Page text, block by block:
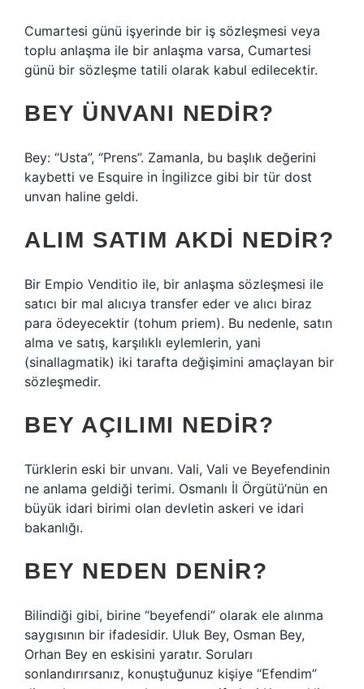
Cumartesi günü işyerinde bir iş sözleşmesi veya
toplu anlaşma ile bir anlaşma varsa, Cumartesi
günü bir sözleşme tatili olarak kabul edilecektir.
BEY ÜNVANI NEDIR?
Bey: “Usta”, “Prens”. Zamanla, bu başlık değerini
kaybetti ve Esquire in İngilizce gibi bir tür dost
unvan haline geldi.
ALIM SATIM AKDI NEDIR?
Bir Empio Venditio ile, bir anlaşma sözleşmesi ile
satıcı bir mal alıcıya transfer eder ve alıcı biraz
para ödeyecektir (tohum priem). Bu nedenle, satın
alma ve satış, karşılıklı eylemlerin, yani
(sinallagmatik) iki tarafta değişimini amaçlayan bir
sözleşmedir.
BEY AÇILIMI NEDIR?
Türklerin eski bir unvanı. Vali, Vali ve Beyefendinin
ne anlama geldiği terimi. Osmanlı İl Örgütü’nün en
büyük idari birimi olan devletin askeri ve idari
bakanlığı.
BEY NEDEN DENIR?
Bilindiği gibi, birine “beyefendi” olarak ele alınma
saygısının bir ifadesidir. Uluk Bey, Osman Bey,
Orhan Bey en eskisini yaratır. Soruları
sonlandırırsanız, konuştuğunuz kişiye “Efendim”